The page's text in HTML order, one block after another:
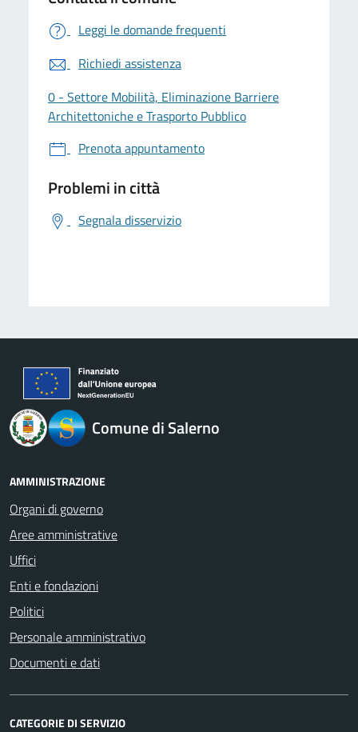
Leggi le domande frequenti
Richiedi assistenza
0 - Settore Mobilità, Eliminazione Barriere
Architettoniche e Trasporto Pubblico
Prenota appuntamento
Problemi in città
Segnala disservizio
logo Unione Europea
Comune di Salerno
AMMINISTRAZIONE
Organi di governo
Aree amministrative
Uffici
Enti e fondazioni
Politici
Personale amministrativo
Documenti e dati
CATEGORIE DI SERVIZIO